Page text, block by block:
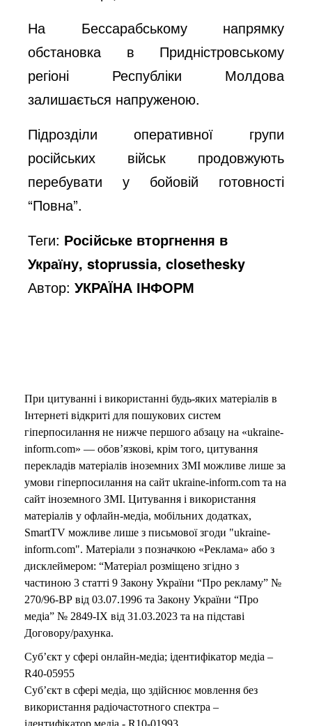
На Бессарабському напрямку
обстановка в Придністровському
регіоні Республіки Молдова
залишається напруженою.
Підрозділи оперативної групи
російських військ продовжують
перебувати у бойовій готовності
“Повна”.
Теги: Російське вторгнення в
Україну, stoprussia, closethesky
Автор:УКРАЇНА ІНФОРМ
При цитуванні і використанні будь-яких матеріалів в
Інтернеті відкриті для пошукових систем
гіперпосилання не нижче першого абзацу на «ukraine-
inform.com» — обов’язкові, крім того, цитування
перекладів матеріалів іноземних ЗМІ можливе лише за
умови гіперпосилання на сайт ukraine-inform.com та на
сайт іноземного ЗМІ. Цитування і використання
матеріалів у офлайн-медіа, мобільних додатках,
SmartTV можливе лише з письмової згоди "ukraine-
inform.com". Матеріали з позначкою «Реклама» або з
дисклеймером: “Матеріал розміщено згідно з
частиною 3 статті 9 Закону України “Про рекламу” №
270/96-ВР від 03.07.1996 та Закону України “Про
медіа” № 2849-IX від 31.03.2023 та на підставі
Договору/рахунка.
Суб’єкт у сфері онлайн-медіа; ідентифікатор медіа –
R40-05955
Суб’єкт в сфері медіа, що здійснює мовлення без
використання радіочастотного спектра –
ідентифікатор медіа - R10-01993